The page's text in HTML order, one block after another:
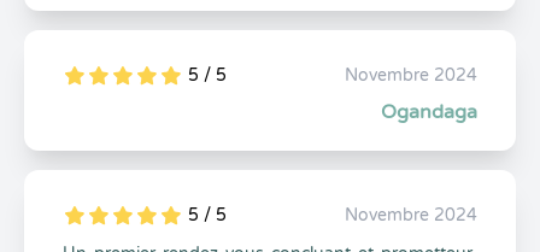
5
1
5
0 5 / 5 Novembre 2024
Ogandaga
5
1
5
0 5 / 5
Novembre 2024